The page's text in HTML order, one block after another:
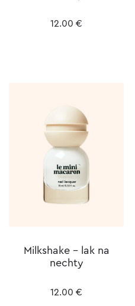
12.00 €
Milkshake – lak na
nechty
12.00 €